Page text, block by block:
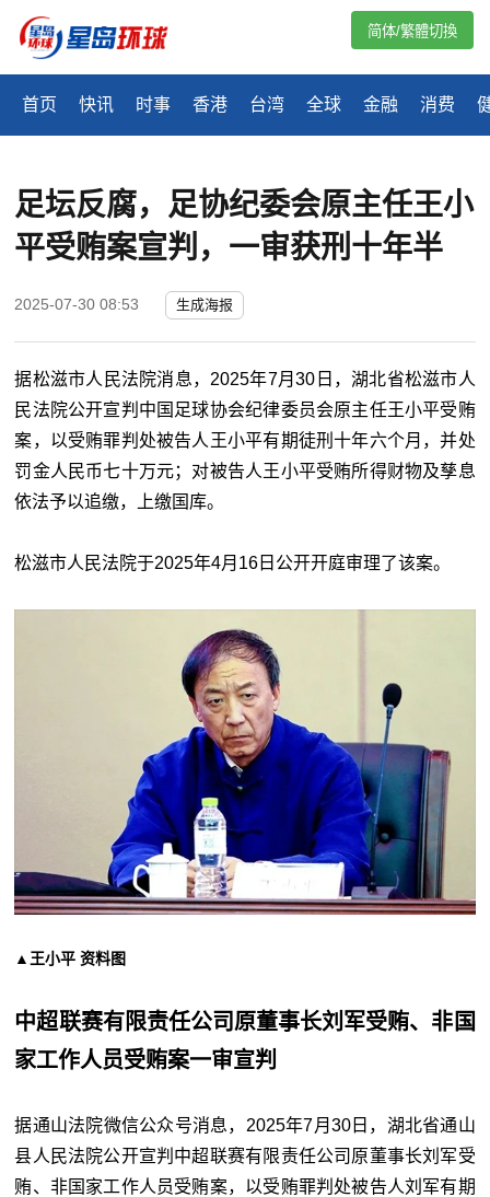
首页 快讯 时事 香港 台湾 全球 金融 消费
简体/繁體切換
足坛反腐，足协纪委会原主任王小
平受贿案宣判，一审获刑十年半
2025-07-30 08:53 生成海报
据松滋市人民法院消息，2025年7月30日，湖北省松滋市人
民法院公开宣判中国足球协会纪律委员会原主任王小平受贿
案，以受贿罪判处被告人王小平有期徒刑十年六个月，并处
罚金人民币七十万元；对被告人王小平受贿所得财物及孳息
依法予以追缴，上缴国库。
松滋市人民法院于2025年4月16日公开开庭审理了该案。
▲王小平 资料图
中超联赛有限责任公司原董事长刘军受贿、非国
家工作人员受贿案一审宣判
据通山法院微信公众号消息，2025年7月30日，湖北省通山
县人民法院公开宣判中超联赛有限责任公司原董事长刘军受
贿、非国家工作人员受贿案，以受贿罪判处被告人刘军有期